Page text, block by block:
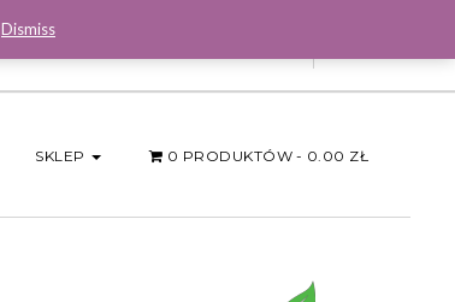
SKLEP 0 PRODUKTÓW 0.00 ZŁ
Dismiss